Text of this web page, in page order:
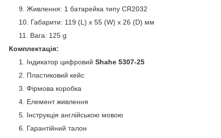
Живлення: 1 батарейка типу CR2032
Габарити: 119 (L) x 55 (W) x 26 (D) мм
Вага: 125 g
Комплектація:
Індикатор цифровий Shahe 5307-25
Пластиковий кейс
Фірмова коробка
Елемент живлення
Інструкція англійською мовою
Гарантійний талон